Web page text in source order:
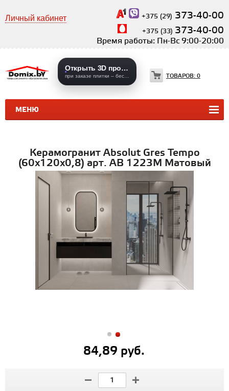
Личный кабинет +375 (29) 373-40-00
+375 (33) 373-40-00
Время работы: Пн-Вс 9:00-20:00
МЕНЮ
Открыть 3D проекты
ТОВАРОВ: 0
КЕРАМИЧЕСКАЯ ПЛИТКА
Керамогранит Absolut Gres Tempo
(60x120х0,8) арт. AB 1223M Матовый
84,89 руб.